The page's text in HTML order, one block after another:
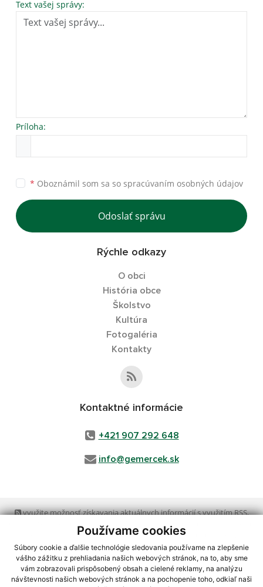
Používame cookies
Súbory cookie a ďalšie technológie sledovania používame na zlepšenie
vášho zážitku z prehliadania našich webových stránok, na to, aby sme
vám zobrazovali prispôsobený obsah a cielené reklamy, na analýzu
návštevnosti našich webových stránok a na pochopenie toho, odkiaľ naši
Text vašej správy:
Príloha:
* Oboznámil som sa so spracúvaním osobných údajov
Odoslať správu
Rýchle odkazy
O obci
História obce
Školstvo
Kultúra
Fotogaléria
Kontakty
Kontaktné informácie
+421 907 292 648
info@gemercek.sk
využite možnosť získavania aktuálnych informácií s využitím RSS,
CMS systém (redakčný) systém ECHELON 2, Mapa stránok
webex.digital, s.r.o.,domény,registrácia domény
spoločnosť webex.digital, s.r.o.,technický prevádzkovateľ
Posledná aktualizácia:04.08.2026